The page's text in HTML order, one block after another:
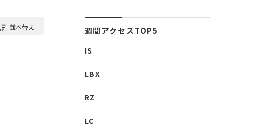
並べ替え 週間アクセスTOP5
IS
LBX
RZ
LC